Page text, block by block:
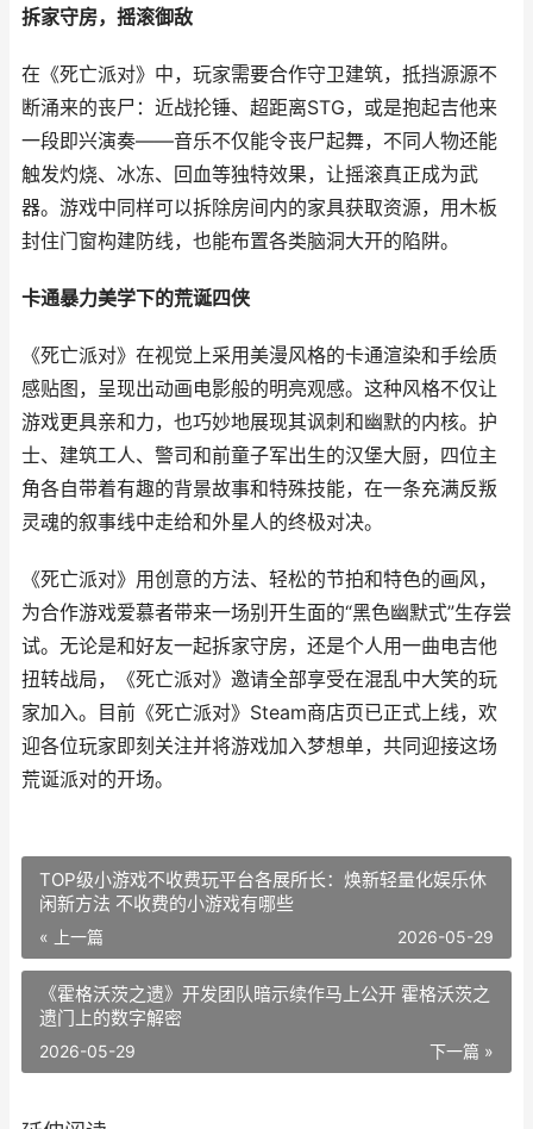
拆家守房，摇滚御敌
在《死亡派对》中，玩家需要合作守卫建筑，抵挡源源不
断涌来的丧尸：近战抡锤、超距离STG，或是抱起吉他来
一段即兴演奏——音乐不仅能令丧尸起舞，不同人物还能
触发灼烧、冰冻、回血等独特效果，让摇滚真正成为武
器。游戏中同样可以拆除房间内的家具获取资源，用木板
封住门窗构建防线，也能布置各类脑洞大开的陷阱。
卡通暴力美学下的荒诞四侠
《死亡派对》在视觉上采用美漫风格的卡通渲染和手绘质
感贴图，呈现出动画电影般的明亮观感。这种风格不仅让
游戏更具亲和力，也巧妙地展现其讽刺和幽默的内核。护
士、建筑工人、警司和前童子军出生的汉堡大厨，四位主
角各自带着有趣的背景故事和特殊技能，在一条充满反叛
灵魂的叙事线中走给和外星人的终极对决。
《死亡派对》用创意的方法、轻松的节拍和特色的画风，
为合作游戏爱慕者带来一场别开生面的“黑色幽默式”生存尝
试。无论是和好友一起拆家守房，还是个人用一曲电吉他
扭转战局，《死亡派对》邀请全部享受在混乱中大笑的玩
家加入。目前《死亡派对》Steam商店页已正式上线，欢
迎各位玩家即刻关注并将游戏加入梦想单，共同迎接这场
荒诞派对的开场。
TOP级小游戏不收费玩平台各展所长：焕新轻量化娱乐休
闲新方法 不收费的小游戏有哪些
« 上一篇 2026-05-29
《霍格沃茨之遗》开发团队暗示续作马上公开 霍格沃茨之
遗门上的数字解密
下一篇 »
2026-05-29